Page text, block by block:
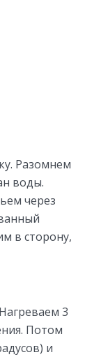
Разомнем
воды.
через
в сторону,
3
Потом
и